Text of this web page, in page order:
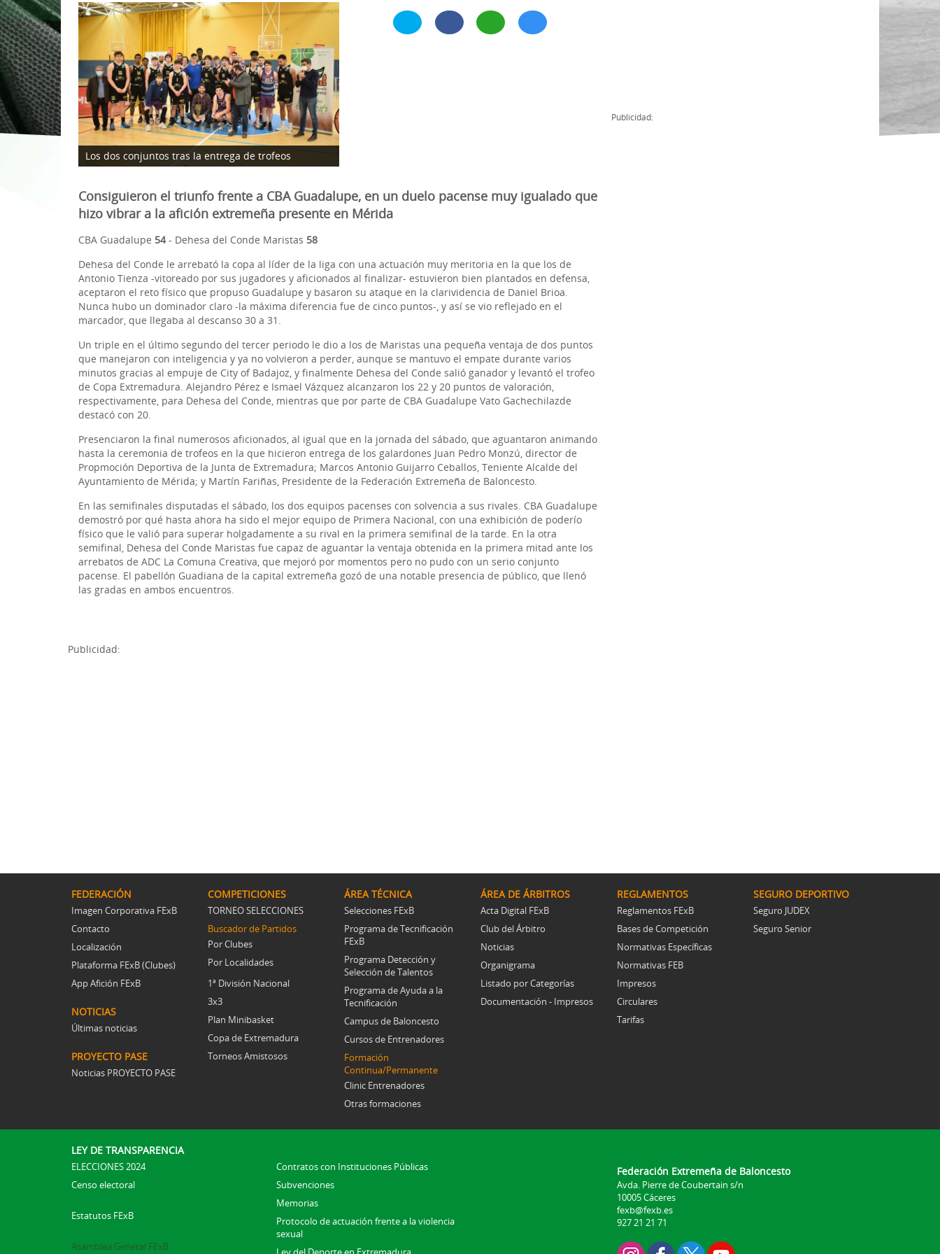
1ª División Nacional
3x3
Plan Minibasket
Copa de Extremadura
Torneos Amistosos
Formación Continua/Permanente
Tarifas
Subvenciones
Los dos conjuntos tras la entrega de trofeos
Consiguieron el triunfo frente a CBA Guadalupe, en un duelo pacense muy igualado que
hizo vibrar a la afición extremeña presente en Mérida
CBA Guadalupe 54- Dehesa del Conde Maristas 58
Dehesa del Conde le arrebató la copa al líder de la liga con una actuación muy meritoria en la que los de
Antonio Tienza -vitoreado por sus jugadores y aficionados al finalizar- estuvieron bien plantados en defensa,
aceptaron el reto físico que propuso Guadalupe y basaron su ataque en la clarividencia de Daniel Brioa.
Nunca hubo un dominador claro -la máxima diferencia fue de cinco puntos-, y así se vio reflejado en el
marcador, que llegaba al descanso 30 a 31.
Un triple en el último segundo del tercer periodo le dio a los de Maristas una pequeña ventaja de dos puntos
que manejaron con inteligencia y ya no volvieron a perder, aunque se mantuvo el empate durante varios
minutos gracias al empuje de City of Badajoz, y finalmente Dehesa del Conde salió ganador y levantó el trofeo
de Copa Extremadura. Alejandro Pérez e Ismael Vázquez alcanzaron los 22 y 20 puntos de valoración,
respectivamente, para Dehesa del Conde, mientras que por parte de CBA Guadalupe Vato Gachechilazde
destacó con 20.
Presenciaron la final numerosos aficionados, al igual que en la jornada del sábado, que aguantaron animando
hasta la ceremonia de trofeos en la que hicieron entrega de los galardones Juan Pedro Monzú, director de
Propmoción Deportiva de la Junta de Extremadura; Marcos Antonio Guijarro Ceballos, Teniente Alcalde del
Ayuntamiento de Mérida; y Martín Fariñas, Presidente de la Federación Extremeña de Baloncesto.
En las semifinales disputadas el sábado, los dos equipos pacenses con solvencia a sus rivales. CBA Guadalupe
demostró por qué hasta ahora ha sido el mejor equipo de Primera Nacional, con una exhibición de poderío
físico que le valió para superar holgadamente a su rival en la primera semifinal de la tarde. En la otra
semifinal, Dehesa del Conde Maristas fue capaz de aguantar la ventaja obtenida en la primera mitad ante los
arrebatos de ADC La Comuna Creativa, que mejoró por momentos pero no pudo con un serio conjunto
pacense. El pabellón Guadiana de la capital extremeña gozó de una notable presencia de público, que llenó
las gradas en ambos encuentros.
Publicidad:
Publicidad:
FEDERACIÓN
Imagen Corporativa FExB
Contacto
Localización
Plataforma FExB (Clubes)
App Afición FExB
NOTICIAS
Últimas noticias
PROYECTO PASE
Noticias PROYECTO PASE
COMPETICIONES
TORNEO SELECCIONES
Buscador de Partidos
Por Clubes
Por Localidades
1ª División Nacional
3x3
Plan Minibasket
Copa de Extremadura
Torneos Amistosos
ÁREA TÉCNICA
Selecciones FExB
Programa de Tecnificación
FExB
Programa Detección y
Selección de Talentos
Programa de Ayuda a la
Tecnificación
Campus de Baloncesto
Cursos de Entrenadores
Formación
Continua/Permanente
Clinic Entrenadores
Otras formaciones
ÁREA DE ÁRBITROS
Acta Digital FExB
Club del Árbitro
Noticias
Organigrama
Listado por Categorías
Documentación - Impresos
REGLAMENTOS
Reglamentos FExB
Bases de Competición
Normativas Específicas
Normativas FEB
Impresos
Circulares
Tarifas
SEGURO DEPORTIVO
Seguro JUDEX
Seguro Senior
LEY DE TRANSPARENCIA
ELECCIONES 2024
Censo electoral
Estatutos FExB
Asamblea General FExB
Contratos con Instituciones Públicas
Subvenciones
Memorias
Protocolo de actuación frente a la violencia
sexual
Federación Extremeña de Baloncesto
Avda. Pierre de Coubertain s/n
10005 Cáceres
fexb@fexb.es
927 21 21 71